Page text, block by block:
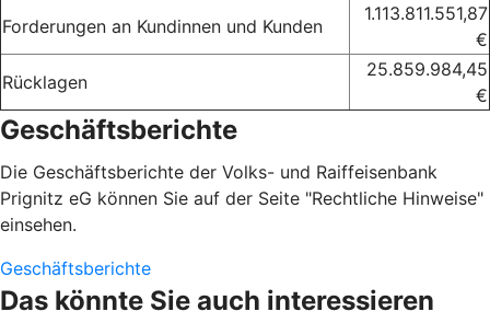
Forderungen an Kundinnen und Kunden
1.113.811.551,87
€
Rücklagen
25.859.984,45
€
Geschäftsberichte
Die Geschäftsberichte der Volks- und Raiffeisenbank
Prignitz eG können Sie auf der Seite "Rechtliche Hinweise"
einsehen.
Geschäftsberichte
Das könnte Sie auch interessieren